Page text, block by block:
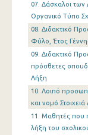
07. Δάσκαλοι των
Οργανικό Τύπο
08. Διδακτικό
Φύλο, Έτος
09. Διδακτικό
πρόσθετες
Λήξη
10. Λοιπό
και νομό
11. Μαθητές που
λήξη του